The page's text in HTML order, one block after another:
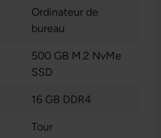
Ordinateur de
bureau
500 GB M.2 NvMe
SSD
16 GB DDR4
Tour